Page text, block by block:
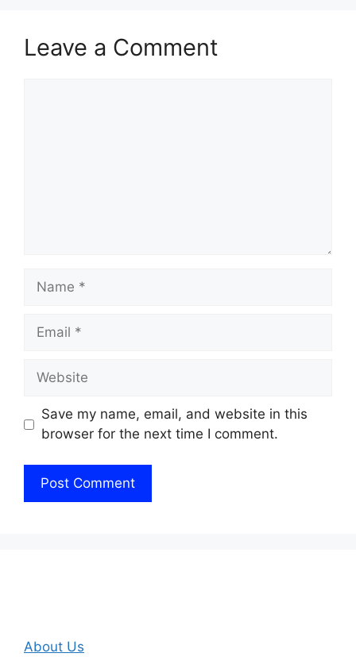
Leave a Comment
Name
Email
Website
Save my name, email, and website in this
browser for the next time I comment.
About Us